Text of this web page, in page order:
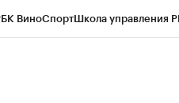
ВиноСпортШкола управления